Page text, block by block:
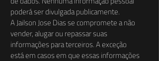
poderá ser divulgada publicamente.
A Jailson Jose Dias se compromete a não
vender, alugar ou repassar suas
informações para terceiros. A exceção
está em casos em que essas informações